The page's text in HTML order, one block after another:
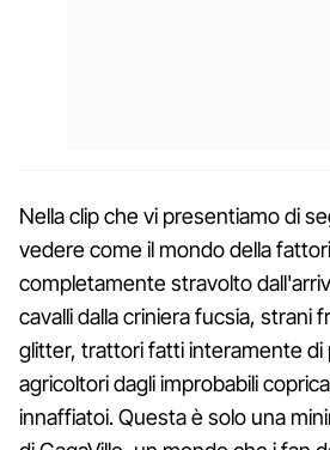
Nella clip che vi presentiamo di
vedere come il mondo della
completamente stravolto
cavalli dalla criniera fucsia, strani
glitter, trattori fatti interamente di
agricoltori dagli improbabili
innaffiatoi. Questa è solo una